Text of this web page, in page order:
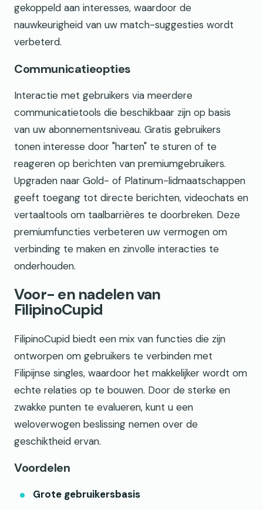
gekoppeld aan interesses, waardoor de
nauwkeurigheid van uw match-suggesties wordt
verbeterd.
Communicatieopties
Interactie met gebruikers via meerdere
communicatietools die beschikbaar zijn op basis
van uw abonnementsniveau. Gratis gebruikers
tonen interesse door "harten" te sturen of te
reageren op berichten van premiumgebruikers.
Upgraden naar Gold- of Platinum-lidmaatschappen
geeft toegang tot directe berichten, videochats en
vertaaltools om taalbarrières te doorbreken. Deze
premiumfuncties verbeteren uw vermogen om
verbinding te maken en zinvolle interacties te
onderhouden.
Voor- en nadelen van
FilipinoCupid
FilipinoCupid biedt een mix van functies die zijn
ontworpen om gebruikers te verbinden met
Filipijnse singles, waardoor het makkelijker wordt om
echte relaties op te bouwen. Door de sterke en
zwakke punten te evalueren, kunt u een
weloverwogen beslissing nemen over de
geschiktheid ervan.
Voordelen
Grote gebruikersbasis